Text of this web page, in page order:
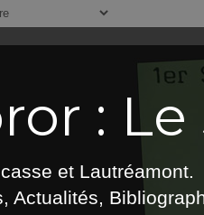
: Le
et Lautréamont.
Actualités,